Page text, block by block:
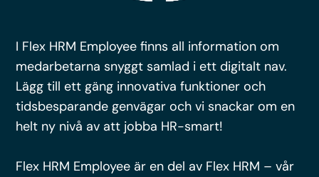
I Flex HRM Employee finns all information om
medarbetarna snyggt samlad i ett digitalt nav.
Lägg till ett gäng innovativa funktioner och
tidsbesparande genvägar och vi snackar om en
helt ny nivå av att jobba HR-smart!
Flex HRM Employee är en del av Flex HRM – vår